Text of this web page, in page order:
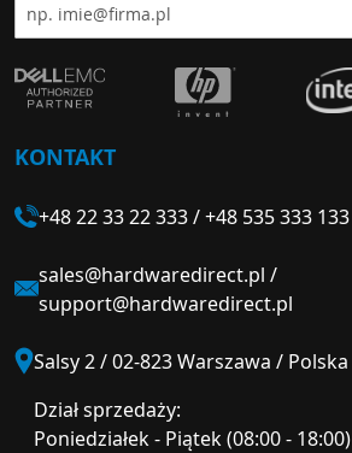
KONTAKT
+48 22 33 22 333/+48 535 333 133
sales@hardwaredirect.pl /
support@hardwaredirect.pl
Salsy 2 / 02-823 Warszawa / Polska
Dział sprzedaży:
Poniedziałek - Piątek (08:00 - 18:00)